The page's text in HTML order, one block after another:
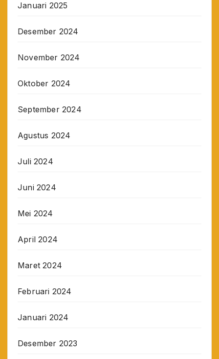
Januari 2025
Desember 2024
November 2024
Oktober 2024
September 2024
Agustus 2024
Juli 2024
Juni 2024
Mei 2024
April 2024
Maret 2024
Februari 2024
Januari 2024
Desember 2023